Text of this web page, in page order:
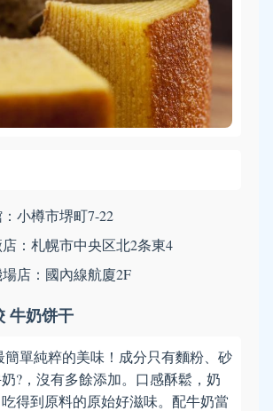
小樽市堺町7-22
：札幌市中央区北2条東4
店：國內線航廈2F
牛奶饼干
簡單純粹的美味！成分只有麵粉、砂
?，沒有多餘添加。口感酥鬆，奶
得到原料的原始好滋味。配牛奶當